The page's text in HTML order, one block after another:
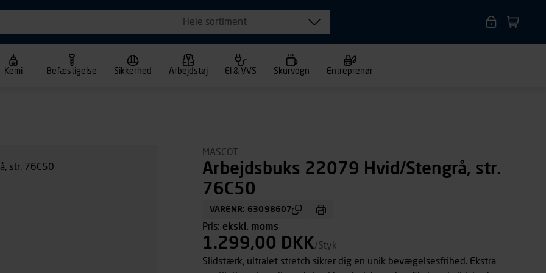
Hele sortiment
Kemi Befæstigelse Sikkerhed Arbejdstøj El & VVS Skurvogn Entreprenør
MASCOT
Arbejdsbuks 22079 Hvid/Stengrå, str.
76C50
VARENR: 63098607
Pris: ekskl. moms
1.299,00 DKK/Styk
Slidstærk, ultralet stretch sikrer dig en unik bevægelsesfrihed. Ekstra